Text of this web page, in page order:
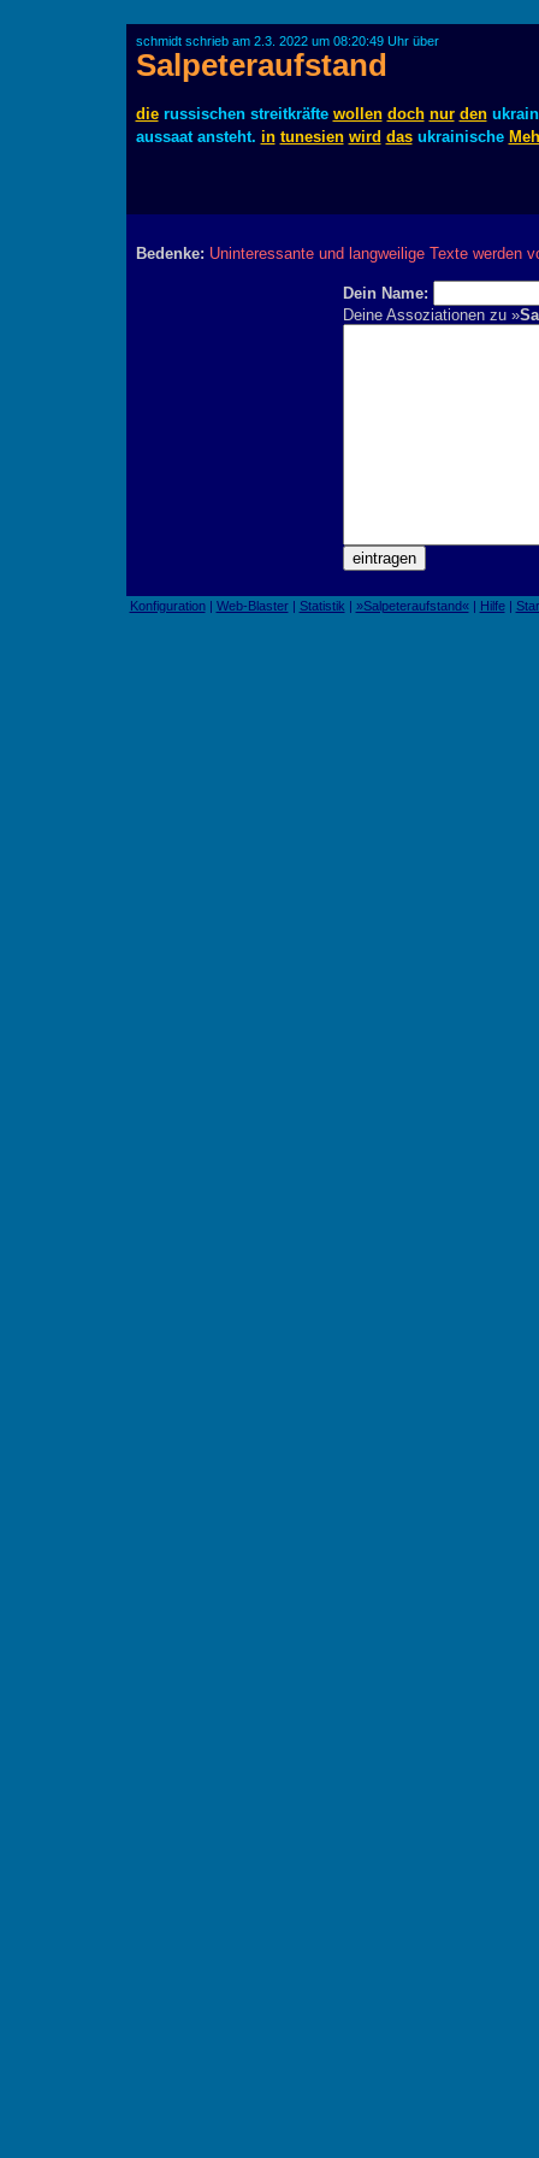
schmidt schrieb am 2.3. 2022 um 08:20:49 Uhr über
Salpeteraufstand
dierussischen streitkräfte wollen doch nur den
aussaat ansteht. in tunesien wird dasukrainische
Bedenke: Uninteressante und langweilige Texte werden
Dein Name:
Deine Assoziationen zu »
Konfiguration| Web-Blaster| Statistik | »Salpeteraufstand«| Hilfe|